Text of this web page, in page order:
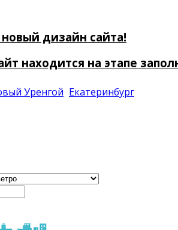
дизайн сайта!
находится на этапе
Уренгой Екатеринбург